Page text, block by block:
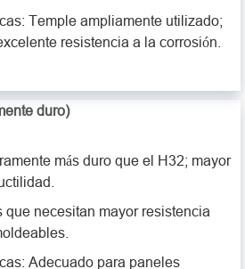
Temple ampliamente utilizado;
resistencia a la corrosión.
duro)
más duro que el H32; mayor
necesitan mayor resistencia
Adecuado para paneles